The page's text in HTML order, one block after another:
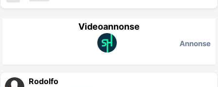
Videoannonse
Annonse
Rodolfo